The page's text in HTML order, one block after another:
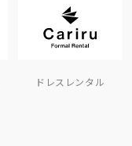
ドレスレンタル